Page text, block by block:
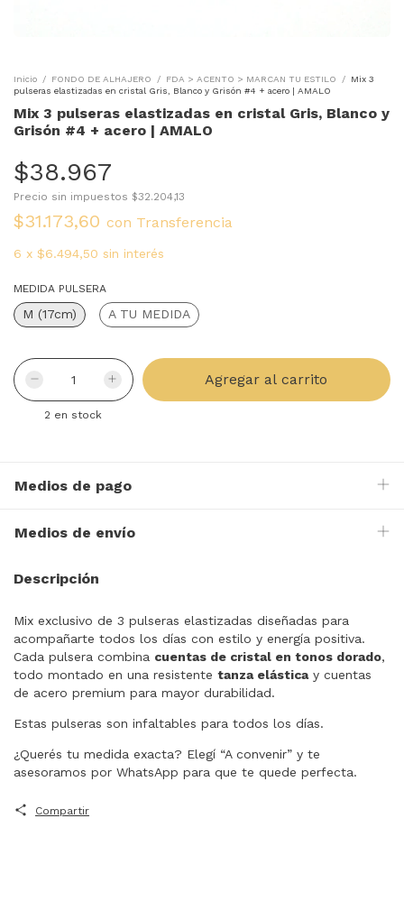
Inicio / FONDO DE ALHAJERO / FDA > ACENTO > MARCAN TU ESTILO /
Mix 3
pulseras elastizadas en cristal Gris, Blanco y Grisón #4 + acero | AMALO
Mix 3 pulseras elastizadas en cristal Gris, Blanco y
Grisón #4 + acero | AMALO
$38.967
Precio sin impuestos $32.204,13
$31.173,60 con Transferencia
6 x $6.494,50 sin interés
MEDIDA PULSERA
M (17cm) A TU MEDIDA
2 en stock
Medios de pago
Medios de envío
Descripción
Mix exclusivo de 3 pulseras elastizadas diseñadas para
acompañarte todos los días con estilo y energía positiva.
Cada pulsera combina cuentas de cristal en tonos dorado,
todo montado en una resistente tanza elásticay cuentas
de acero premium para mayor durabilidad.
Estas pulseras son infaltables para todos los días.
¿Querés tu medida exacta? Elegí “A convenir” y te
asesoramos por WhatsApp para que te quede perfecta.
Compartir